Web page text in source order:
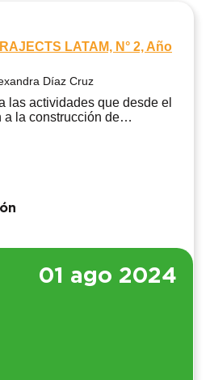
LATAM, N° 2, Año
Díaz Cruz
las actividades que desde el
a la construcción de
hacia la sustentabilidad.
01 ago 2024